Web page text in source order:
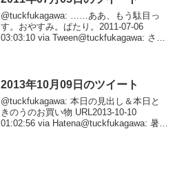
@tuckfukagawa: ……ああ、もう駄目っ
す。おやすみ。ぱたり。2011-07-06
03:03:10 via Tween@tuckfukagawa: さす
2013年10月09日のツイート
@tuckfukagawa: 本日の見出し＆本日と
きのうのお買い物 URL2013-10-10
01:02:56 via Hatena@tuckfukagawa: 暑い